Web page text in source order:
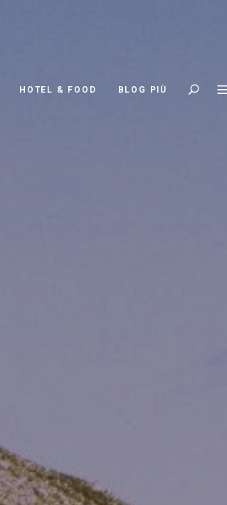
HOTEL & FOOD BLOG PIÙ